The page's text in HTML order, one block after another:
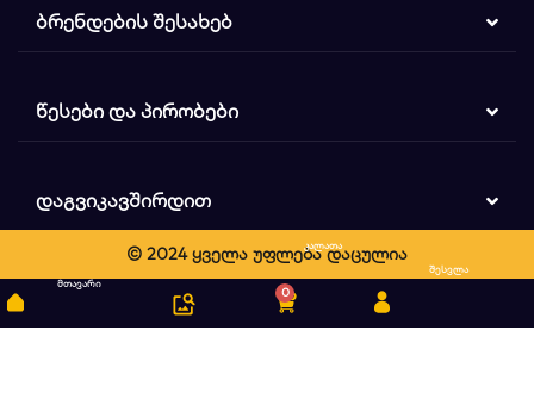
ᲑᲠᲔᲜᲓᲔᲑᲘᲡ ᲨᲔᲡᲐᲮᲔᲑ
ᲬᲔᲡᲔᲑᲘ ᲓᲐ ᲞᲘᲠᲝᲑᲔᲑᲘ
ᲓᲐᲒᲕᲘᲙᲐᲕᲨᲘᲠᲓᲘᲗ
© 2024 ყველა უფლება დაცულია
მთავარი
ძიება
0
კალათა
შესვლა